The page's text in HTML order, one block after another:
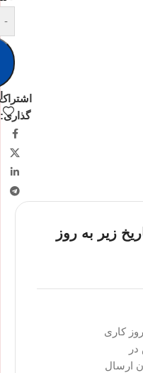
-
گذاری:
زیر به روز
ارسال